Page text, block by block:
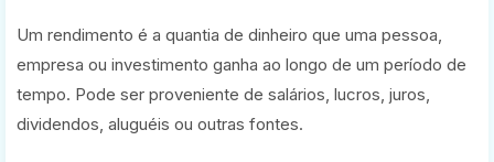
Um rendimento é a quantia de dinheiro que uma pessoa,
empresa ou investimento ganha ao longo de um período de
tempo. Pode ser proveniente de salários, lucros, juros,
dividendos, aluguéis ou outras fontes.